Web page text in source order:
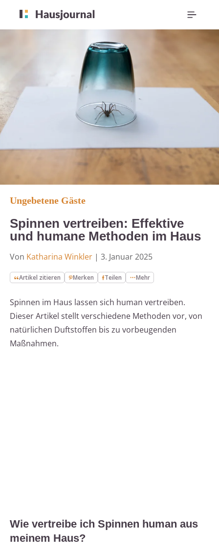
Ungebetene Gäste
Spinnen vertreiben: Effektive
und humane Methoden im Haus
Von Katharina Winkler | 3. Januar 2025
Artikel zitieren Merken Teilen Mehr
Spinnen im Haus lassen sich human vertreiben.
Dieser Artikel stellt verschiedene Methoden vor, von
natürlichen Duftstoffen bis zu vorbeugenden
Maßnahmen.
Wie vertreibe ich Spinnen human aus
meinem Haus?